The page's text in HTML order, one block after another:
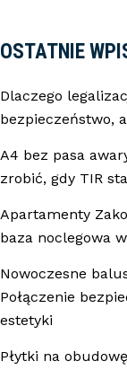
OSTATNIE
Dlaczego
bezpieczeństwo,
A4 bez pasa
zrobić, gdy TIR
Apartamenty
baza noclegowa
Nowoczesne
Połączenie
estetyki
Płytki na